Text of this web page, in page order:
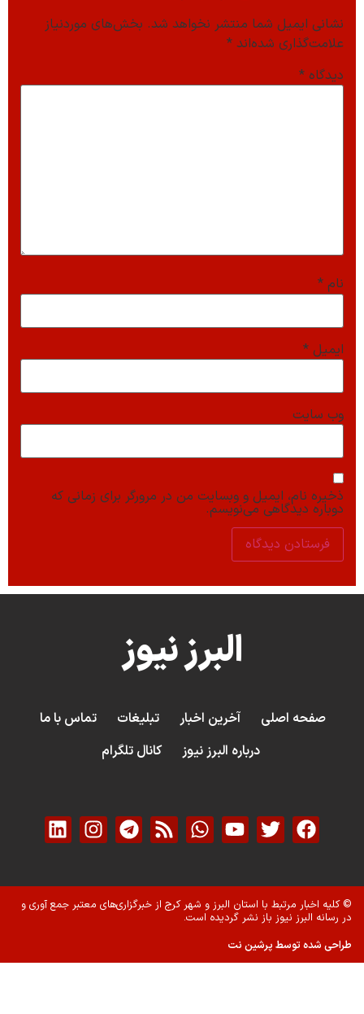
نشانی ایمیل شما منتشر نخواهد شد. بخش‌های موردنیاز
علامت‌گذاری شده‌اند*
دیدگاه*
نام*
ایمیل*
وب‌ سایت
ذخیره نام، ایمیل و وبسایت من در مرورگر برای زمانی که
دوباره دیدگاهی می‌نویسم.
البرز نیوز
صفحه اصلی آخرین اخبار تبلیغات
تماس با ما
درباره البرز نیوز
کانال تلگرام
© کلیه اخبار مرتبط با استان البرز و شهر کرج از خبرگزاری‌های معتبر جمع آوری و
در رسانه البرز نیوز باز نشر گردیده است.
طراحی شده توسط پرشین نت